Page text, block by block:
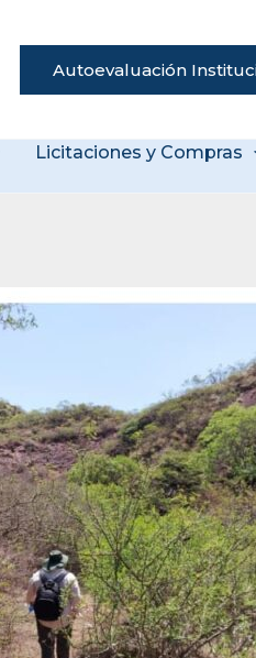
Autoevaluación
Licitaciones y Compras